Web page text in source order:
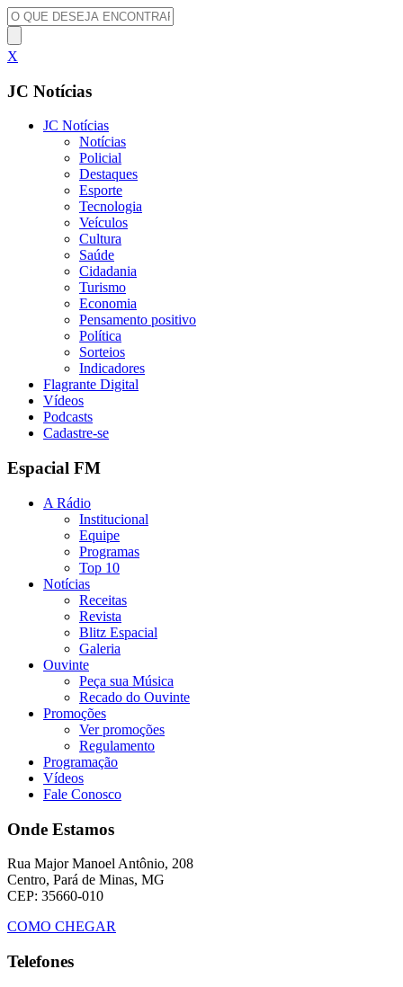
X
JC Notícias
JC Notícias
Notícias
Policial
Destaques
Esporte
Tecnologia
Veículos
Cultura
Saúde
Cidadania
Turismo
Economia
Pensamento positivo
Política
Sorteios
Indicadores
Flagrante Digital
Vídeos
Podcasts
Cadastre-se
Espacial FM
A Rádio
Institucional
Equipe
Programas
Top 10
Notícias
Receitas
Revista
Blitz Espacial
Galeria
Ouvinte
Peça sua Música
Recado do Ouvinte
Promoções
Ver promoções
Regulamento
Programação
Vídeos
Fale Conosco
Onde Estamos
Rua Major Manoel Antônio, 208
Centro, Pará de Minas, MG
CEP: 35660-010
COMO CHEGAR
Telefones